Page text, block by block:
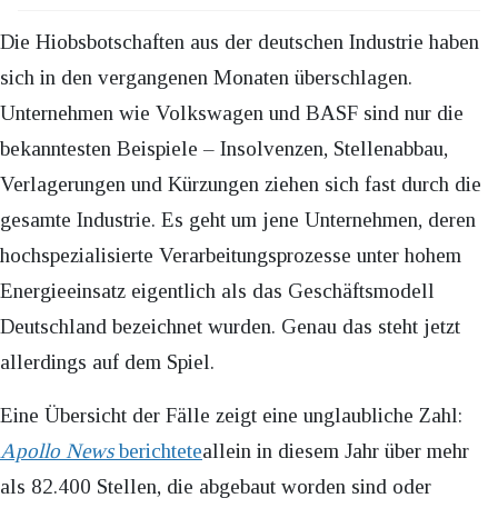
Die Hiobsbotschaften aus der deutschen Industrie haben
sich in den vergangenen Monaten überschlagen.
Unternehmen wie Volkswagen und BASF sind nur die
bekanntesten Beispiele – Insolvenzen, Stellenabbau,
Verlagerungen und Kürzungen ziehen sich fast durch die
gesamte Industrie. Es geht um jene Unternehmen, deren
hochspezialisierte Verarbeitungsprozesse unter hohem
Energieeinsatz eigentlich als das Geschäftsmodell
Deutschland bezeichnet wurden. Genau das steht jetzt
allerdings auf dem Spiel.
Eine Übersicht der Fälle zeigt eine unglaubliche Zahl:
Apollo Newsberichteteallein in diesem Jahr über mehr
als 82.400 Stellen, die abgebaut worden sind oder